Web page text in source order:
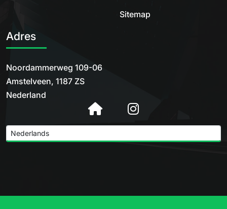
Sitemap
Adres
Noordammerweg 109-06
Amstelveen, 1187 ZS
Nederland